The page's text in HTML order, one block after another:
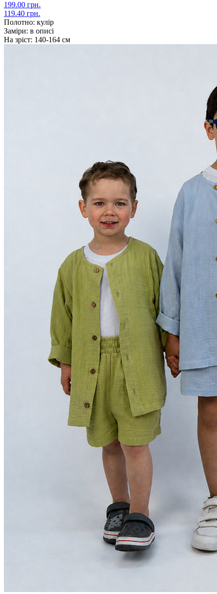
199.00 грн.
119.40 грн.
Полотно: кулір
Заміри: в описі
На зріст: 140-164 см